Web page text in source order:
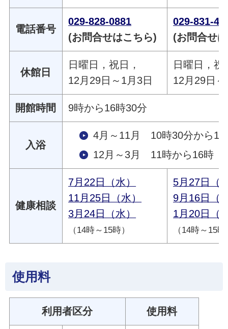
電話番号
029-828-0881
(お問合せはこちら)
029-831-
(お問合せ
休館日
日曜日，祝日，
12月29日～1月3日
日曜日，祝
12月29日
開館時間 9時から16時30分
入浴
4月～11月 10時30分から16
12月～3月 11時から16時
健康相談
7月22日（水）
11月25日（水）
3月24日（水）
（14時～15時）
5月27日（
9月16日（
1月20日（
（14時～15
使用料
利用者区分 使用料